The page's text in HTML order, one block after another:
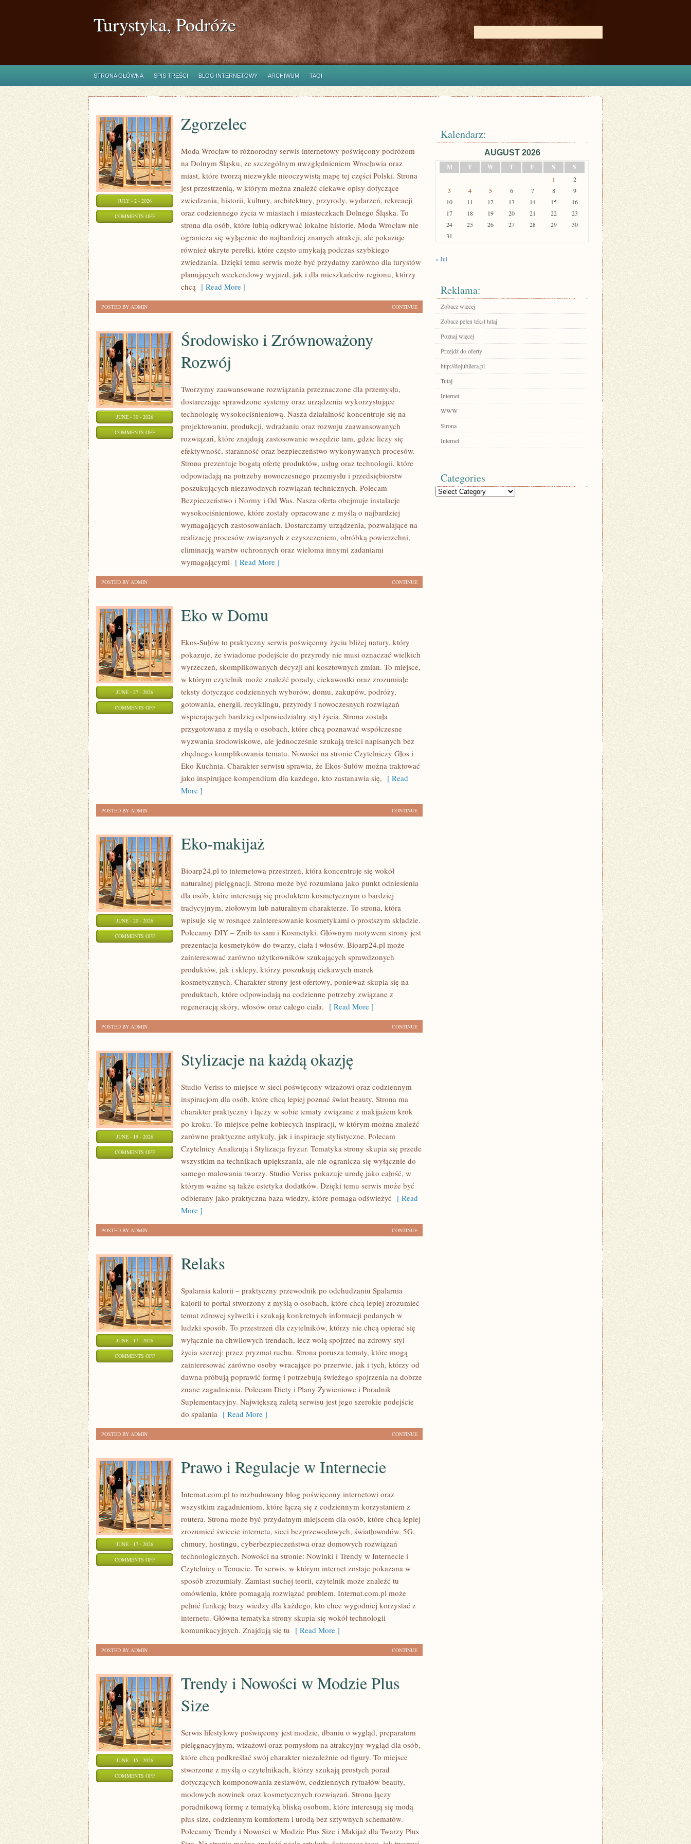
Turystyka, Podróże
STRONA GŁÓWNA SPIS TREŚCI BLOG INTERNETOWY ARCHIWUM TAGI
JULY - 2 - 2026
COMMENTS OFFON
ZGORZELEC
Zgorzelec
Moda Wrocław to różnorodny serwis internetowy poświęcony podróżom
na Dolnym Śląsku, ze szczególnym uwzględnieniem Wrocławia oraz
miast, które tworzą niezwykle nieoczywistą mapę tej części Polski. Strona
jest przestrzenią, w którym można znaleźć ciekawe opisy dotyczące
zwiedzania, historii, kultury, architektury, przyrody, wydarzeń, rekreacji
oraz codziennego życia w miastach i miasteczkach Dolnego Śląska. To
strona dla osób, które lubią odkrywać lokalne historie. Moda Wrocław nie
ogranicza się wyłącznie do najbardziej znanych atrakcji, ale pokazuje
również ukryte perełki, które często umykają podczas szybkiego
zwiedzania. Dzięki temu serwis może być przydatny zarówno dla turystów
planujących weekendowy wyjazd, jak i dla mieszkańców regionu, którzy
chcą [ Read More ]
CONTINUE
POSTED BY ADMIN
JUNE - 30 - 2026
COMMENTS OFFON
Środowisko i Zrównoważony
Rozwój
Tworzymy zaawansowane rozwiązania przeznaczone dla przemysłu,
dostarczając sprawdzone systemy oraz urządzenia wykorzystujące
technologię wysokociśnieniową. Nasza działalność koncentruje się na
projektowaniu, produkcji, wdrażaniu oraz rozwoju zaawansowanych
rozwiązań, które znajdują zastosowanie wszędzie tam, gdzie liczy się
efektywność, staranność oraz bezpieczeństwo wykonywanych procesów.
Strona prezentuje bogatą ofertę produktów, usług oraz technologii, które
odpowiadają na potrzeby nowoczesnego przemysłu i przedsiębiorstw
poszukujących niezawodnych rozwiązań technicznych. Polecam
Bezpieczeństwo i Normy i Od Was. Nasza oferta obejmuje instalacje
wysokociśnieniowe, które zostały opracowane z myślą o najbardziej
wymagających zastosowaniach. Dostarczamy urządzenia, pozwalające na
realizację procesów związanych z czyszczeniem, obróbką powierzchni,
eliminacją warstw ochronnych oraz wieloma innymi zadaniami
wymagającymi [ Read More ]
CONTINUE
POSTED BY ADMIN
JUNE - 27 - 2026
COMMENTS OFFON
Eko w Domu
Ekos-Sułów to praktyczny serwis poświęcony życiu bliżej natury, który
pokazuje, że świadome podejście do przyrody nie musi oznaczać wielkich
wyrzeczeń, skomplikowanych decyzji ani kosztownych zmian. To miejsce,
w którym czytelnik może znaleźć porady, ciekawostki oraz zrozumiałe
teksty dotyczące codziennych wyborów, domu, zakupów, podróży,
gotowania, energii, recyklingu, przyrody i nowoczesnych rozwiązań
wspierających bardziej odpowiedzialny styl życia. Strona została
przygotowana z myślą o osobach, które chcą poznawać współczesne
wyzwania środowiskowe, ale jednocześnie szukają treści napisanych bez
zbędnego komplikowania tematu. Nowości na stronie Czytelniczy Głos i
Eko Kuchnia. Charakter serwisu sprawia, że Ekos-Sułów można traktować
jako inspirujące kompendium dla każdego, kto zastanawia się, [ Read
More ]
CONTINUE
POSTED BY ADMIN
JUNE - 20 - 2026
COMMENTS OFFON
Eko-makijaż
Bioarp24.pl to internetowa przestrzeń, która koncentruje się wokół
naturalnej pielęgnacji. Strona może być rozumiana jako punkt odniesienia
dla osób, które interesują się produktem kosmetycznym o bardziej
tradycyjnym, ziołowym lub naturalnym charakterze. To strona, która
wpisuje się w rosnące zainteresowanie kosmetykami o prostszym składzie.
Polecamy DIY – Zrób to sam i Kosmetyki. Głównym motywem strony jest
prezentacja kosmetyków do twarzy, ciała i włosów. Bioarp24.pl może
zainteresować zarówno użytkowników szukających sprawdzonych
produktów, jak i sklepy, którzy poszukują ciekawych marek
kosmetycznych. Charakter strony jest ofertowy, ponieważ skupia się na
produktach, które odpowiadają na codzienne potrzeby związane z
regeneracją skóry, włosów oraz całego ciała. [ Read More ]
CONTINUE
POSTED BY ADMIN
JUNE - 19 - 2026
COMMENTS OFFON
STYLIZACJE
Stylizacje na każdą okazję
Studio Veriss to miejsce w sieci poświęcony wizażowi oraz codziennym
inspiracjom dla osób, które chcą lepiej poznać świat beauty. Strona ma
charakter praktyczny i łączy w sobie tematy związane z makijażem krok
po kroku. To miejsce pełne kobiecych inspiracji, w którym można znaleźć
zarówno praktyczne artykuły, jak i inspiracje stylistyczne. Polecam
Czytelnicy Analizują i Stylizacja fryzur. Tematyka strony skupia się przede
wszystkim na technikach upiększania, ale nie ogranicza się wyłącznie do
samego malowania twarzy. Studio Veriss pokazuje urodę jako całość, w
którym ważne są także estetyka dodatków. Dzięki temu serwis może być
odbierany jako praktyczna baza wiedzy, które pomaga odświeżyć [ Read
More ]
CONTINUE
POSTED BY ADMIN
JUNE - 17 - 2026
COMMENTS OFFON
Relaks
Spalarnia kalorii – praktyczny przewodnik po odchudzaniu Spalarnia
kalorii to portal stworzony z myślą o osobach, które chcą lepiej zrozumieć
temat zdrowej sylwetki i szukają konkretnych informacji podanych w
ludzki sposób. To przestrzeń dla czytelników, którzy nie chcą opierać się
wyłącznie na chwilowych trendach, lecz wolą spojrzeć na zdrowy styl
życia szerzej: przez pryzmat ruchu. Strona porusza tematy, które mogą
zainteresować zarówno osoby wracające po przerwie, jak i tych, którzy od
dawna próbują poprawić formę i potrzebują świeżego spojrzenia na dobrze
znane zagadnienia. Polecam Diety i Plany Żywieniowe i Poradnik
Suplementacyjny. Największą zaletą serwisu jest jego szerokie podejście
do spalania [ Read More ]
CONTINUE
POSTED BY ADMIN
JUNE - 17 - 2026
COMMENTS OFFON
REGULACJE
Prawo i Regulacje w Internecie
Internat.com.pl to rozbudowany blog poświęcony internetowi oraz
wszystkim zagadnieniom, które łączą się z codziennym korzystaniem z
routera. Strona może być przydatnym miejscem dla osób, które chcą lepiej
zrozumieć świecie internetu, sieci bezprzewodowych, światłowodów, 5G,
chmury, hostingu, cyberbezpieczeństwa oraz domowych rozwiązań
technologicznych. Nowości na stronie: Nowinki i Trendy w Internecie i
Czytelnicy o Temacie. To serwis, w którym internet zostaje pokazana w
sposób zrozumiały. Zamiast suchej teorii, czytelnik może znaleźć tu
omówienia, które pomagają rozwiązać problem. Internat.com.pl może
pełnić funkcję bazy wiedzy dla każdego, kto chce wygodniej korzystać z
internetu. Główna tematyka strony skupia się wokół technologii
komunikacyjnych. Znajdują się tu [ Read More ]
CONTINUE
POSTED BY ADMIN
JUNE - 15 - 2026
COMMENTS OFFON
Trendy i Nowości w Modzie Plus
Size
Serwis lifestylowy poświęcony jest modzie, dbaniu o wygląd, preparatom
pielęgnacyjnym, wizażowi oraz pomysłom na atrakcyjny wygląd dla osób,
które chcą podkreślać swój charakter niezależnie od figury. To miejsce
stworzone z myślą o czytelnikach, którzy szukają prostych porad
dotyczących komponowania zestawów, codziennych rytuałów beauty,
modowych nowinek oraz kosmetycznych rozwiązań. Strona łączy
poradnikową formę z tematyką bliską osobom, które interesują się modą
plus size, codziennym komfortem i urodą bez sztywnych schematów.
Polecamy Trendy i Nowości w Modzie Plus Size i Makijaż dla Twarzy Plus
Kalendarz:
AUGUST 2026
M
T W T F S S
1
2
3
4 5 6 7 8
9
10
11 12 13 14 15
16
17
18 19 20 21 22
23
24
25 26 27 28 29
30
31
« Jul
Reklama:
Zobacz więcej
Zobacz pełen tekst tutaj
Poznaj więcej
Przejdź do oferty
http://dojubilera.pl
Tutaj
Internet
WWW
Strona
Internet
Categories
Categories